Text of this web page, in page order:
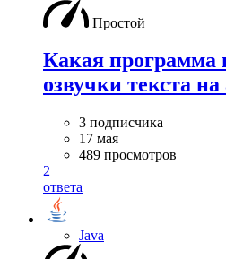
Простой
Какая программа
озвучки текста
3 подписчика
17 мая
489 просмотров
2
ответа
Java